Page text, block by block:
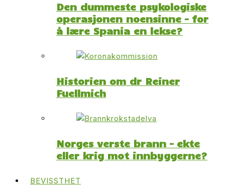
Den dummeste psykologiske
operasjonen noensinne – for
å lære Spania en lekse?
Historien om dr Reiner
Fuellmich
Norges verste brann – ekte
eller krig mot innbyggerne?
BEVISSTHET